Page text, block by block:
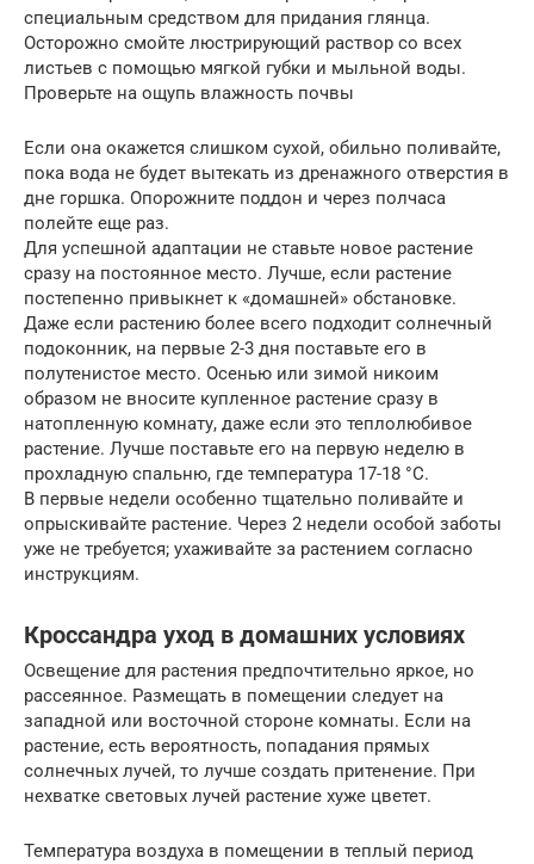
специальным средством для придания глянца.
Осторожно смойте люстрирующий раствор со всех
листьев с помощью мягкой губки и мыльной воды.
Проверьте на ощупь влажность почвы
Если она окажется слишком сухой, обильно поливайте,
пока вода не будет вытекать из дренажного отверстия в
дне горшка. Опорожните поддон и через полчаса
полейте еще раз.
Для успешной адаптации не ставьте новое растение
сразу на постоянное место. Лучше, если растение
постепенно привыкнет к «домашней» обстановке.
Даже если растению более всего подходит солнечный
подоконник, на первые 2-3 дня поставьте его в
полутенистое место. Осенью или зимой никоим
образом не вносите купленное растение сразу в
натопленную комнату, даже если это теплолюбивое
растение. Лучше поставьте его на первую неделю в
прохладную спальню, где температура 17-18 °С.
В первые недели особенно тщательно поливайте и
опрыскивайте растение. Через 2 недели особой заботы
уже не требуется; ухаживайте за растением согласно
инструкциям.
Кроссандра уход в домашних условиях
Освещение для растения предпочтительно яркое, но
рассеянное. Размещать в помещении следует на
западной или восточной стороне комнаты. Если на
растение, есть вероятность, попадания прямых
солнечных лучей, то лучше создать притенение. При
нехватке световых лучей растение хуже цветет.
Температура воздуха в помещении в теплый период